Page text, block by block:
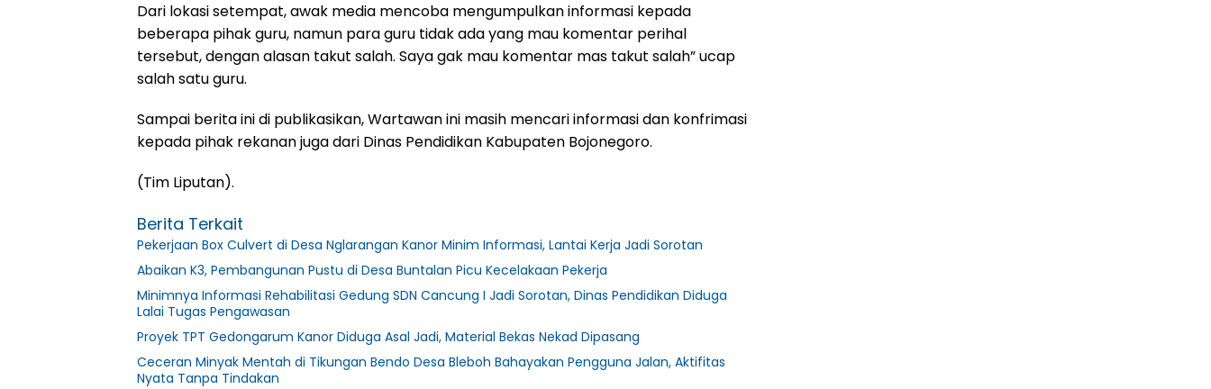
Dari lokasi setempat, awak media mencoba mengumpulkan informasi kepada
beberapa pihak guru, namun para guru tidak ada yang mau komentar perihal
tersebut, dengan alasan takut salah. Saya gak mau komentar mas takut salah” ucap
salah satu guru.
Sampai berita ini di publikasikan, Wartawan ini masih mencari informasi dan konfrimasi
kepada pihak rekanan juga dari Dinas Pendidikan Kabupaten Bojonegoro.
(Tim Liputan).
Berita Terkait
Pekerjaan Box Culvert di Desa Nglarangan Kanor Minim Informasi, Lantai Kerja Jadi Sorotan
Abaikan K3, Pembangunan Pustu di Desa Buntalan Picu Kecelakaan Pekerja
Minimnya Informasi Rehabilitasi Gedung SDN Cancung I Jadi Sorotan, Dinas Pendidikan Diduga
Lalai Tugas Pengawasan
Proyek TPT Gedongarum Kanor Diduga Asal Jadi, Material Bekas Nekad Dipasang
Ceceran Minyak Mentah di Tikungan Bendo Desa Bleboh Bahayakan Pengguna Jalan, Aktifitas
Nyata Tanpa Tindakan